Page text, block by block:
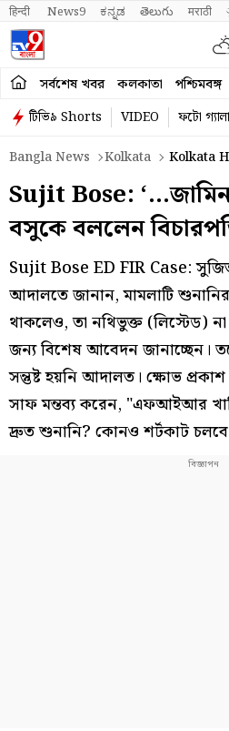
हिन्दी News9 ಕನ್ನಡ తెలుగు मराठी
সর্বশেষ খবর কলকাতা পশ্চিমবঙ্গ
টিভি৯ Shorts VIDEO ফটো
Bangla News
Kolkata Kolkata
Sujit Bose:
বসুকে বললেন
Sujit Bose ED FIR Case:
আদালতে জানান, মামলাটি
থাকলেও, তা নথিভুক্ত (লিস্টেড)
জন্য বিশেষ আবেদন জানাচ্ছেন।
সন্তুষ্ট হয়নি আদালত। ক্ষোভ
সাফ মন্তব্য করেন, "এফআইআর
দ্রুত শুনানি? কোনও শর্টকাট